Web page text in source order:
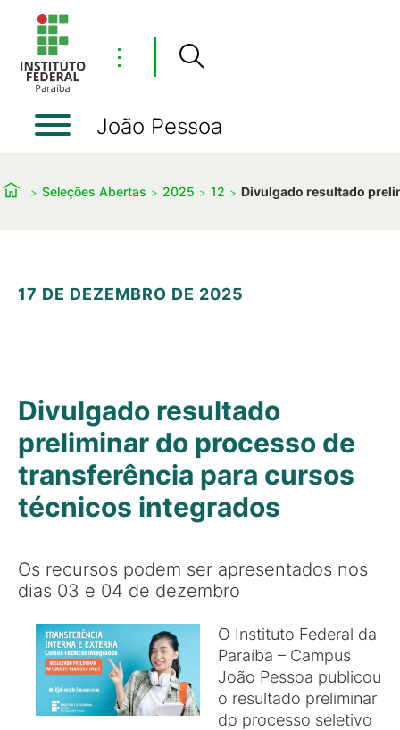
⋮
João Pessoa
Seleções Abertas 2025 12 Divulgado resultado
17 DE DEZEMBRO DE 2025
Divulgado resultado
preliminar do processo de
transferência para cursos
técnicos integrados
Os recursos podem ser apresentados nos
dias 03 e 04 de dezembro
O Instituto Federal da
Paraíba – Campus
João Pessoa publicou
o resultado preliminar
do processo seletivo